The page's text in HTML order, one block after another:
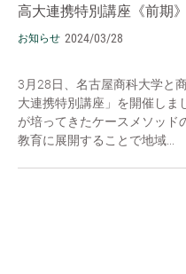
高大連携特別講座《前期
お知らせ 2024/03/28
3月28日、名古屋商科大学と
大連携特別講座」を開催しま
が培ってきたケースメソッド
教育に展開することで地域...